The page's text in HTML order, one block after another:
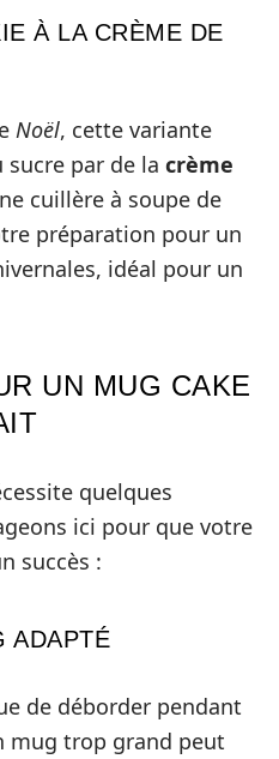
À LA CRÈME DE
Noël, cette variante
par de la crème
cuillère à soupe de
préparation pour un
idéal pour un
UN MUG CAKE
quelques
ici pour que votre
succès :
ADAPTÉ
de déborder pendant
mug trop grand peut